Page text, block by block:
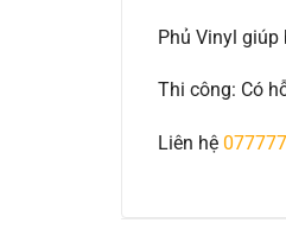
Phủ Vinyl
Thi công: Có
Liên hệ